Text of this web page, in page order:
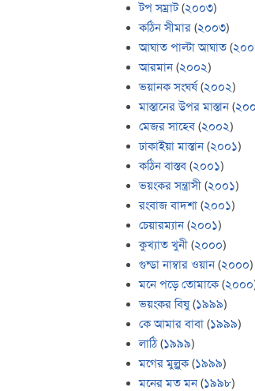
টপ সম্রাট(২০০৩)
কঠিন সীমার (২০০৩)
আঘাত পাল্টা আঘাত (
আরমান (২০০২)
ভয়ানক সংঘর্ষ(২০০২)
মাস্তানের উপর মাস্তান (
মেজর সাহেব (২০০২)
ঢাকাইয়া মাস্তান (২০০১)
কঠিন বাস্তব (২০০১)
ভয়ংকর সন্ত্রাসী (২০০১)
রংবাজ বাদশা (২০০১)
চেয়ারম্যান (২০০১)
কুখ্যাত খুনী (২০০০)
গুন্ডা নাম্বার ওয়ান (২০০০)
মনে পড়ে তোমাকে(২০০০
ভয়ংকর বিষু(১৯৯৯)
কে আমার বাবা (১৯৯৯)
লাঠি(১৯৯৯)
মগের মুল্লুক(১৯৯৯)
মনের মত মন (১৯৯৮)